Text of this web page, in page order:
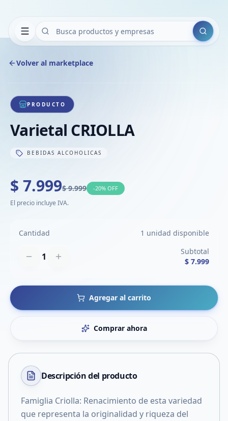
Buscar
Volver al marketplace
+18
Contenido restringido
Iniciá sesión y confirmá tu edad para
PRODUCTO
Varietal CRIOLLA
BEBIDAS ALCOHOLICAS
$ 7.999$ 9.999 -20% OFF
El precio incluye IVA.
Cantidad 1 unidad disponible
1
Subtotal
$ 7.999
Agregar al carrito
Comprar ahora
Descripción del producto
Famiglia Criolla: Renacimiento de esta variedad
que representa la originalidad y riqueza del